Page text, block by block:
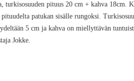
turkisosuuden pituus 20 cm + kahva 18cm.
patukan sisälle rungoksi.
5 cm ja kahva on miellyttävän
Jokke.